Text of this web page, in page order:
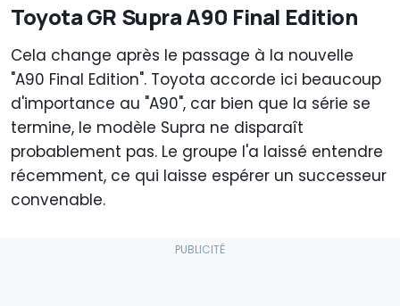
Toyota GR Supra A90 Final Edition
Cela change après le passage à la nouvelle
"A90 Final Edition". Toyota accorde ici beaucoup
d'importance au "A90", car bien que la série se
termine, le modèle Supra ne disparaît
probablement pas. Le groupe l'a laissé entendre
récemment, ce qui laisse espérer un successeur
convenable.